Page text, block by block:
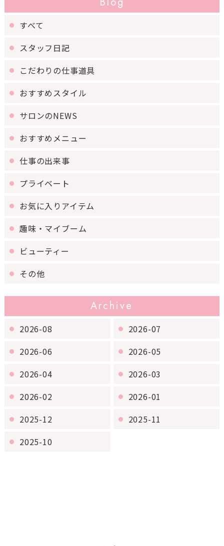
すべて
スタッフ日記
こだわりの仕事道具
おすすめスタイル
サロンのNEWS
おすすめメニュー
仕事の出来事
プライベート
お気に入りアイテム
趣味・マイブーム
ビューティー
その他
Archive
2026-08
2026-07
2026-06
2026-05
2026-04
2026-03
2026-02
2026-01
2025-12
2025-11
2025-10